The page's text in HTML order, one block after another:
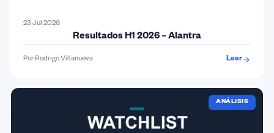
23 Jul 2026
Resultados H1 2026 – Alantra
Por Rodrigo Villanueva Leer
ANÁLISIS